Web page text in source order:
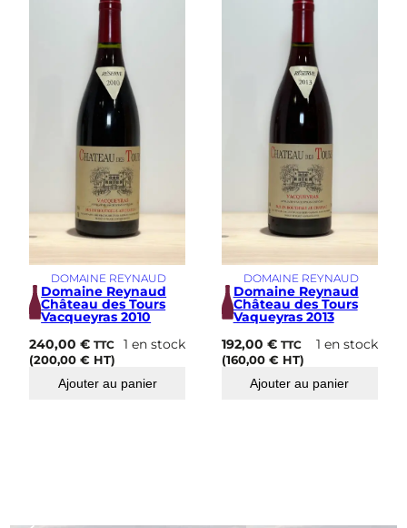
DOMAINE REYNAUD
Domaine Reynaud
Château des Tours
Vacqueyras 2010
240,00€ TTC
(200,00€ HT)
1 en stock
Ajouter au panier
DOMAINE REYNAUD
Domaine Reynaud
Château des Tours
Vaqueyras 2013
192,00 € TTC
(160,00 €HT)
1 en stock
Ajouter au panier